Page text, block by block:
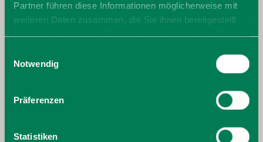
Partner führen diese Informationen möglicherweise mit
weiteren Daten zusammen, die Sie ihnen bereitgestellt
Cookies, wenn Sie unsere Webseite weiterhin nutzen.
Notwendig
Präferenzen
Statistiken